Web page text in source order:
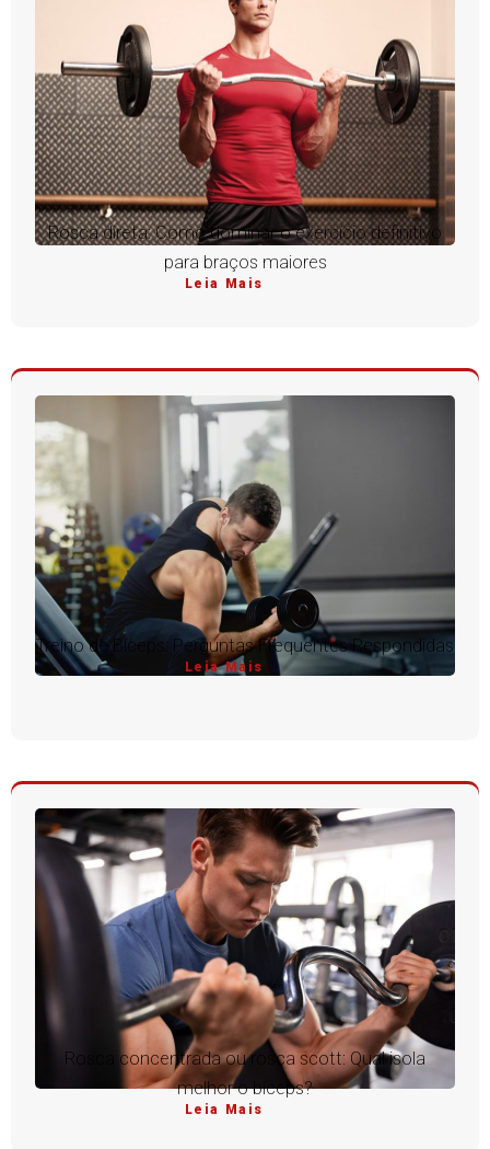
Rosca direta: Como dominar o exercício definitivo
para braços maiores
Leia Mais
Treino de Bíceps: Perguntas Frequentes Respondidas
Leia Mais
Rosca concentrada ou rosca scott: Qual isola
melhor o bíceps?
Leia Mais